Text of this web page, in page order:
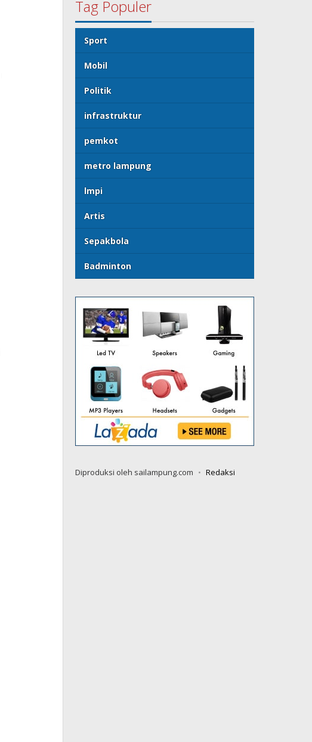
Tag Populer
Sport
Mobil
Politik
infrastruktur
pemkot
metro lampung
lmpi
Artis
Sepakbola
Badminton
Diproduksi oleh sailampung.com Redaksi